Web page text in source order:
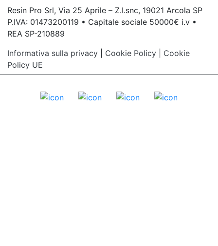
Resin Pro Srl, Via 25 Aprile – Z.I.snc, 19021 Arcola SP
P.IVA: 01473200119 • Capitale sociale 50000€ i.v •
REA SP-210889
Informativa sulla privacy
Cookie Policy
Cookie
Policy UE